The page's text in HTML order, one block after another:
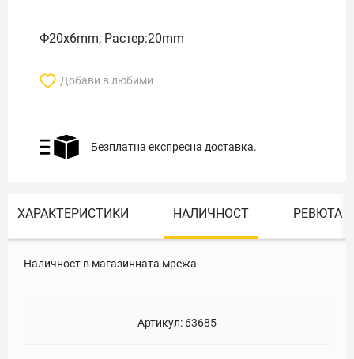
Ф20x6mm; Растер:20mm
Добави в любими
Безплатна експресна доставка.
ХАРАКТЕРИСТИКИ НАЛИЧНОСТ РЕВЮТА
Наличност в магазинната мрежа
Артикул: 63685